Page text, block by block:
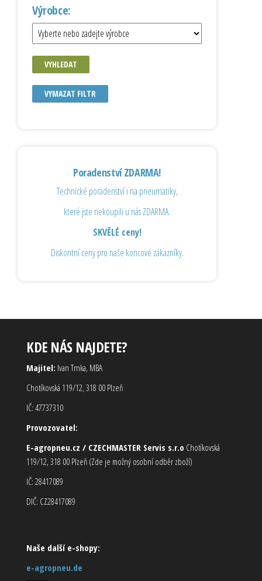
Výrobce:
VYHLEDAT
VYMAZAT FILTR
Poradenství ZDARMA!
Technické poradenství i na pneumatiky,
které jste nekoupili u nás ZDARMA.
SKVĚLÉ ceny!
Diskontní ceny pro naše koncové zákazníky.
KDE NÁS NAJDETE?
Majitel: Ivan Trnka, MBA
Chotíkovská 119/12, 318 00 Plzeň
IČ: 47737310
Provozovatel:
E-agropneu.cz / CZECHMASTER Servis s.r.o Chotíkovská
119/12, 318 00 Plzeň (Zde je možný osobní odběr zboží)
IČ: 28417089
DIČ: CZ28417089
Naše další e-shopy:
e-agropneu.de